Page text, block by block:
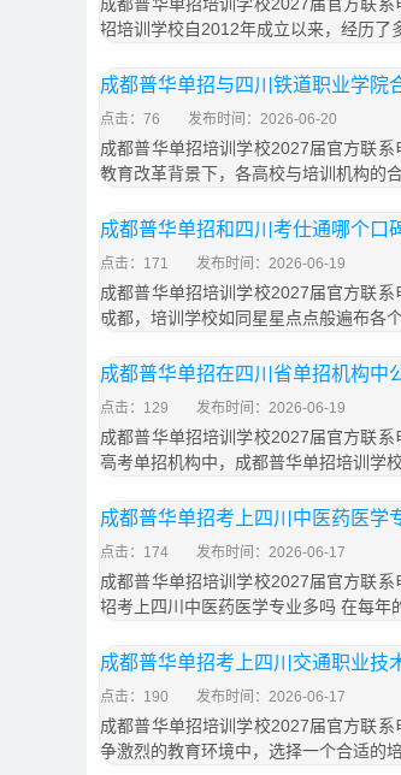
招培训学校自2012年成立以来，经历了
成都普华单招与四川铁道职业学院
点击：76 发布时间：2026-06-20
成都普华单招培训学校2027届官方联
教育改革背景下，各高校与培训机构的
成都普华单招和四川考仕通哪个口
点击：171 发布时间：2026-06-19
成都普华单招培训学校2027届官方联
成都，培训学校如同星星点点般遍布各
成都普华单招在四川省单招机构中
点击：129 发布时间：2026-06-19
成都普华单招培训学校2027届官方联
高考单招机构中，成都普华单招培训学
成都普华单招考上四川中医药医学
点击：174 发布时间：2026-06-17
成都普华单招培训学校2027届官方联
招考上四川中医药医学专业多吗 在每年
成都普华单招考上四川交通职业技
点击：190 发布时间：2026-06-17
成都普华单招培训学校2027届官方联
争激烈的教育环境中，选择一个合适的